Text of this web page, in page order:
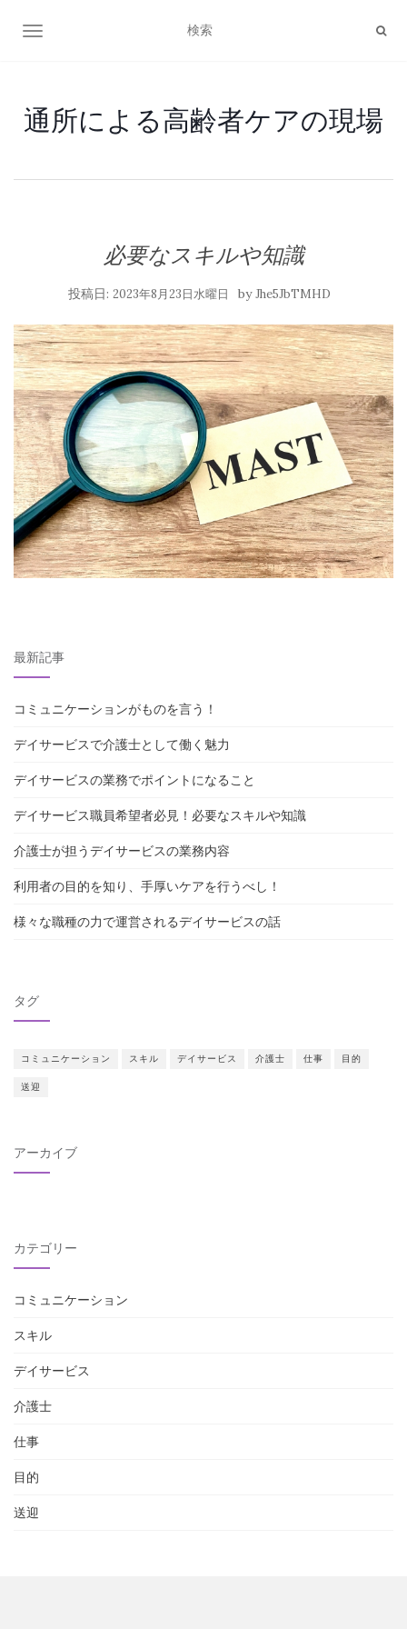
ナビゲーション切り替え
通所による高齢者ケアの現場
必要なスキルや知識
投稿日: 2023年8月23日水曜日 byJhe5JbTMHD
最新記事
コミュニケーションがものを言う！
デイサービスで介護士として働く魅力
デイサービスの業務でポイントになること
デイサービス職員希望者必見！必要なスキルや知識
介護士が担うデイサービスの業務内容
利用者の目的を知り、手厚いケアを行うべし！
様々な職種の力で運営されるデイサービスの話
タグ
コミュニケーション スキル デイサービス 介護士 仕事 目的
送迎
アーカイブ
カテゴリー
コミュニケーション
スキル
デイサービス
介護士
仕事
目的
送迎